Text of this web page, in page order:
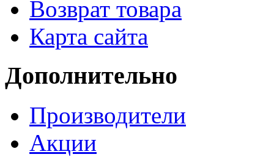
Возврат товара
Карта сайта
Дополнительно
Производители
Акции